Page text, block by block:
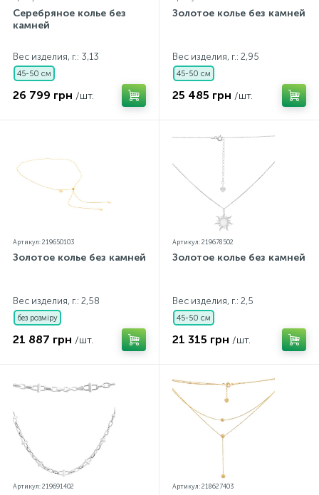
Серебряное колье без
камней
Вес изделия, г.: 3,13
45-50 см
26 799 грн /шт.
Золотое колье без камней
Вес изделия, г.: 2,95
45-50 см
25 485 грн /шт.
Артикул: 219650103
Золотое колье без камней
Вес изделия, г.: 2,58
без розміру
21 887 грн /шт.
Артикул: 219678502
Золотое колье без камней
Вес изделия, г.: 2,5
45-50 см
21 315 грн /шт.
Артикул: 219691402 Артикул: 218627403